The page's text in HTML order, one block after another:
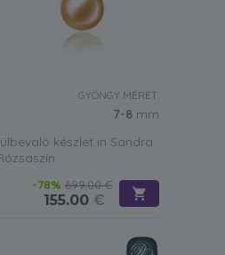
GYÖNGY MÉRET:
7-8 mm
készlet in Sandra
-78% 699.00 €
155.00 €